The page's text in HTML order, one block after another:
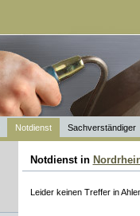
Notdienst Sachverständiger
Notdienst in
Leider keinen Treffer in